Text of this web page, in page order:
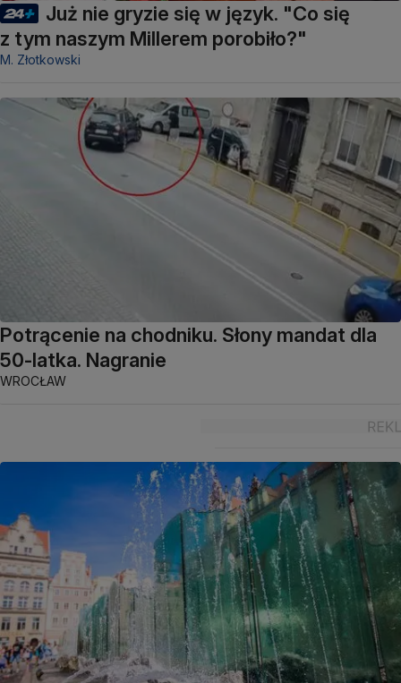
Już nie gryzie się w język. "Co się
z tym naszym Millerem porobiło?"
M. Złotkowski
Potrącenie na chodniku. Słony mandat dla
50-latka. Nagranie
WROCŁAW